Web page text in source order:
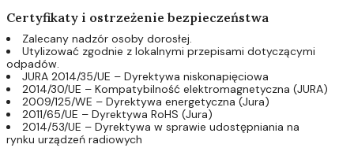
Certyfikaty i ostrzeżenie bezpieczeństwa
Zalecany nadzór osoby dorosłej.
Utylizować zgodnie z lokalnymi przepisami dotyczącymi
odpadów.
JURA 2014/35/UE – Dyrektywa niskonapięciowa
2014/30/UE – Kompatybilność elektromagnetyczna (JURA)
2009/125/WE – Dyrektywa energetyczna (Jura)
2011/65/UE – Dyrektywa RoHS (Jura)
2014/53/UE – Dyrektywa w sprawie udostępniania na
rynku urządzeń radiowych